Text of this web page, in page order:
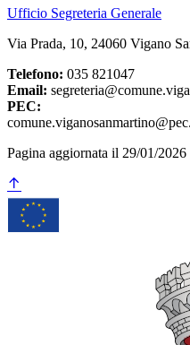
Ufficio Segreteria Generale
Via Prada, 10, 24060 Vigano
Telefono: 035 821047
Email:
PEC:
Pagina aggiornata il 29/01/2026